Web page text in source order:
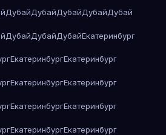
ДубайДубайДубайДубайДубай
ДубайДубайДубайЕкатеринбург
ЕкатеринбургЕкатеринбург
ЕкатеринбургЕкатеринбург
ЕкатеринбургЕкатеринбург
ЕкатеринбургЕкатеринбург